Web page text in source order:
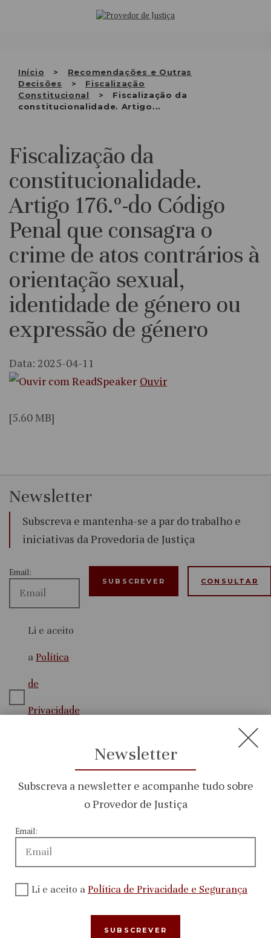
Início
Recomendações e Outras
Decisões
Fiscalização
Constitucional
Fiscalização da
constitucionalidade. Artigo...
QUEM SOMOS
RECOMENDAÇÕES E OUTRAS
DECISÕES
RELAÇÕES INTERNACIONAIS
APRESENTAR QUEIXA
Fiscalização da
constitucionalidade.
Artigo 176.º-do Código
Penal que consagra o
crime de atos contrários à
orientação sexual,
identidade de género ou
expressão de género
Data: 2025-04-11
Ouvir
[5.60 MB]
Newsletter
Subscreva e mantenha-se a par do trabalho e
iniciativas da Provedoria de Justiça
Email:
Li e aceito
a Política
de
Privacidade
CONSULTAR
Menu
Quem Somos
Atividade
Recomendações e outras decisões
Newsletter
Subscreva a newsletter e acompanhe tudo sobre
o Provedor de Justiça
Email:
Li e aceito a Política de Privacidade e Segurança